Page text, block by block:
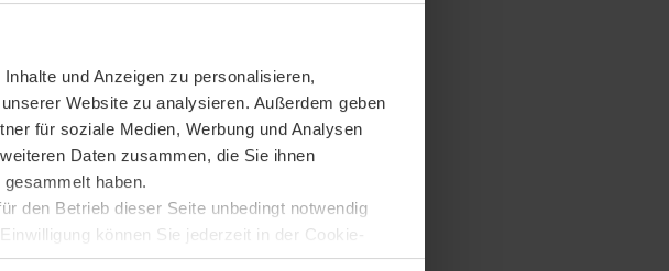
und Anzeigen zu personalisieren,
Website zu analysieren. Außerdem geben
für soziale Medien, Werbung und Analysen
Daten zusammen, die Sie ihnen
haben.
den Betrieb dieser Seite unbedingt notwendig
können Sie jederzeit in der Cookie-
oder widerrufen.